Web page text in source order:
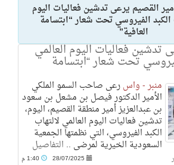
القصيم يرعى تدشين فعاليات اليوم
الكبد الفيروسي تحت شعار “ابتسامة
العافية”
تدشين فعاليات اليوم العالمي
تحت شعار “ابتسامة
منبر - واسرعى صاحب السمو الملكي
الأمير الدكتور فيصل بن مشعل بن سعود
بن عبدالعزيز أمير منطقة القصيم، اليوم،
تدشين فعاليات اليوم العالمي لالتهاب
الكبد الفيروسي، التي نظمتها الجمعية
السعودية الخيرية لمرضى .. التفاصيل
28/07/2025